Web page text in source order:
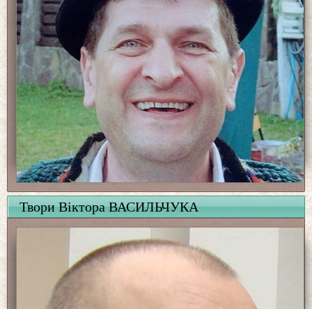
Твори Віктора ВАСИЛЬЧУКА